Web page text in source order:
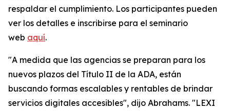
respaldar el cumplimiento. Los participantes pueden
ver los detalles e inscribirse para el seminario
web aquí.
"A medida que las agencias se preparan para los
nuevos plazos del Título II de la ADA, están
buscando formas escalables y rentables de brindar
servicios digitales accesibles", dijo Abrahams. "LEXI